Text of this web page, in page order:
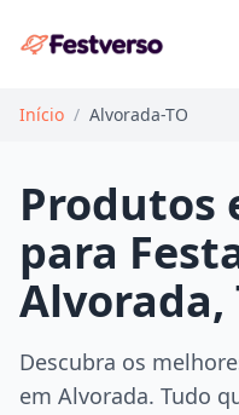
Balões delivery
Decoração
Pegue e Monte
Festa na mesa
Buffet
Início / Alvorada-TO
Produtos
para
Alvorada,
Descubra os
em Alvorada. Tudo